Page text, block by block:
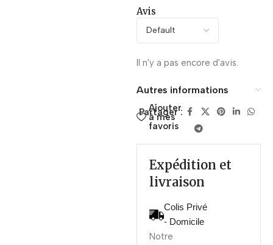
Avis
Il n'y a pas encore d'avis.
Autres informations
Ajouter
à mes
favoris
Partager :
Expédition et
livraison
Colis Privé
- Domicile
Notre